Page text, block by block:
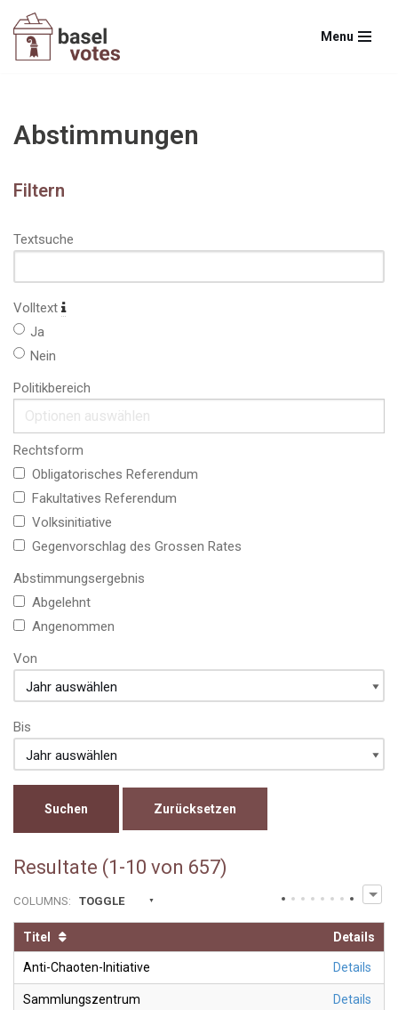
Zum
Menu
Abstimmungen
Filtern
Textsuche
Volltext
Ja
Nein
Politikbereich
Rechtsform
Obligatorisches Referendum
Fakultatives Referendum
Volksinitiative
Gegenvorschlag des Grossen Rates
Abstimmungsergebnis
Abgelehnt
Angenommen
Von
Bis
Zurücksetzen
Resultate (1-10 von 657)
COLUMNS: TOGGLE
Titel Details
Anti-Chaoten-Initiative Details
Sammlungszentrum Details